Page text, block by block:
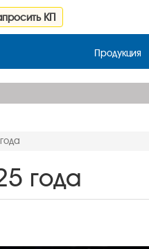
КП
Продукция
года